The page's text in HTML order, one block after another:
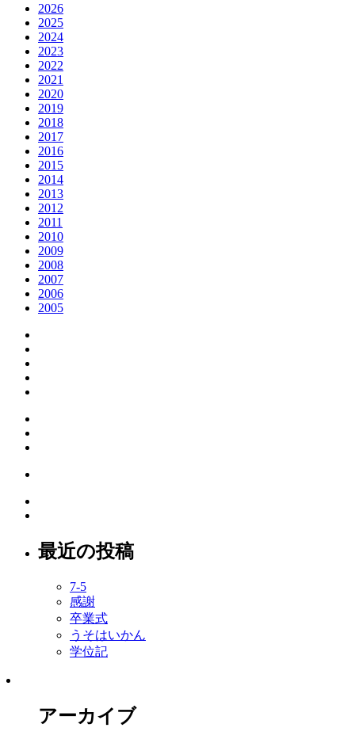
2026
2025
2024
2023
2022
2021
2020
2019
2018
2017
2016
2015
2014
2013
2012
2011
2010
2009
2008
2007
2006
2005
最近の投稿
7-5
感謝
卒業式
うそはいかん
学位記
アーカイブ